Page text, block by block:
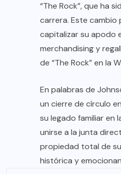
“The Rock”, que ha
carrera. Este cambio
capitalizar su apodo
merchandising y
de “The Rock” en la
En palabras de
un cierre de círculo
su legado familiar en
unirse a la junta
propiedad total de
histórica y